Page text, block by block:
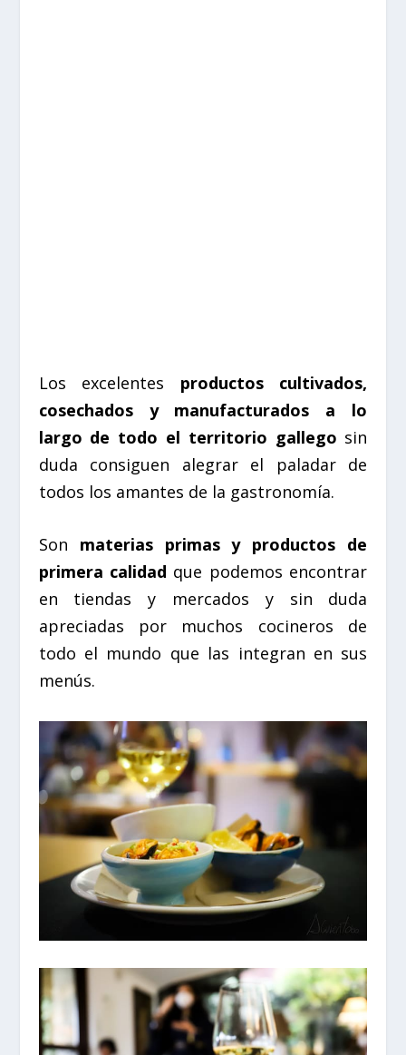
Los excelentes productos cultivados,
cosechados y manufacturados a lo
largo de todo el territorio gallego sin
duda consiguen alegrar el paladar de
todos los amantes de la gastronomía.
Son materias primas y productos de
primera calidad que podemos encontrar
en tiendas y mercados y sin duda
apreciadas por muchos cocineros de
todo el mundo que las integran en sus
menús.